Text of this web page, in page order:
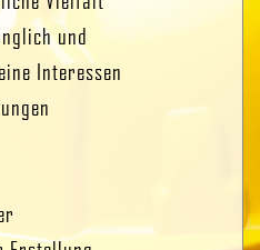
und
Interessen